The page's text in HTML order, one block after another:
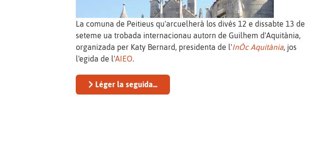
La comuna de Peitieus qu'arcuelherà los divés 12 e dissabte 13 de
seteme ua trobada internacionau autorn de Guilhem d'Aquitània,
organizada per Katy Bernard, presidenta de l'InÒc Aquitània, jos
l'egida de l'AIEO.
Léger la seguida...